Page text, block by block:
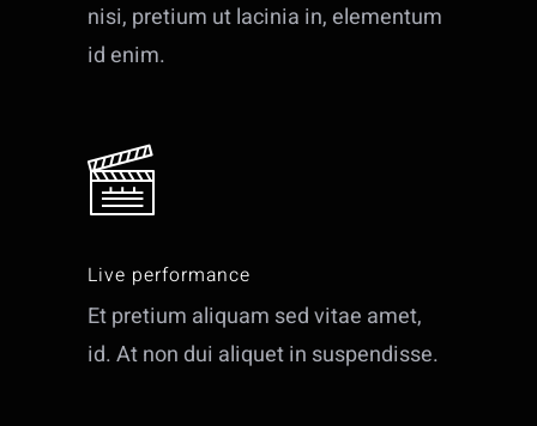
nisi, pretium ut lacinia in, elementum
id enim.
Live performance
Et pretium aliquam sed vitae amet,
id. At non dui aliquet in suspendisse.